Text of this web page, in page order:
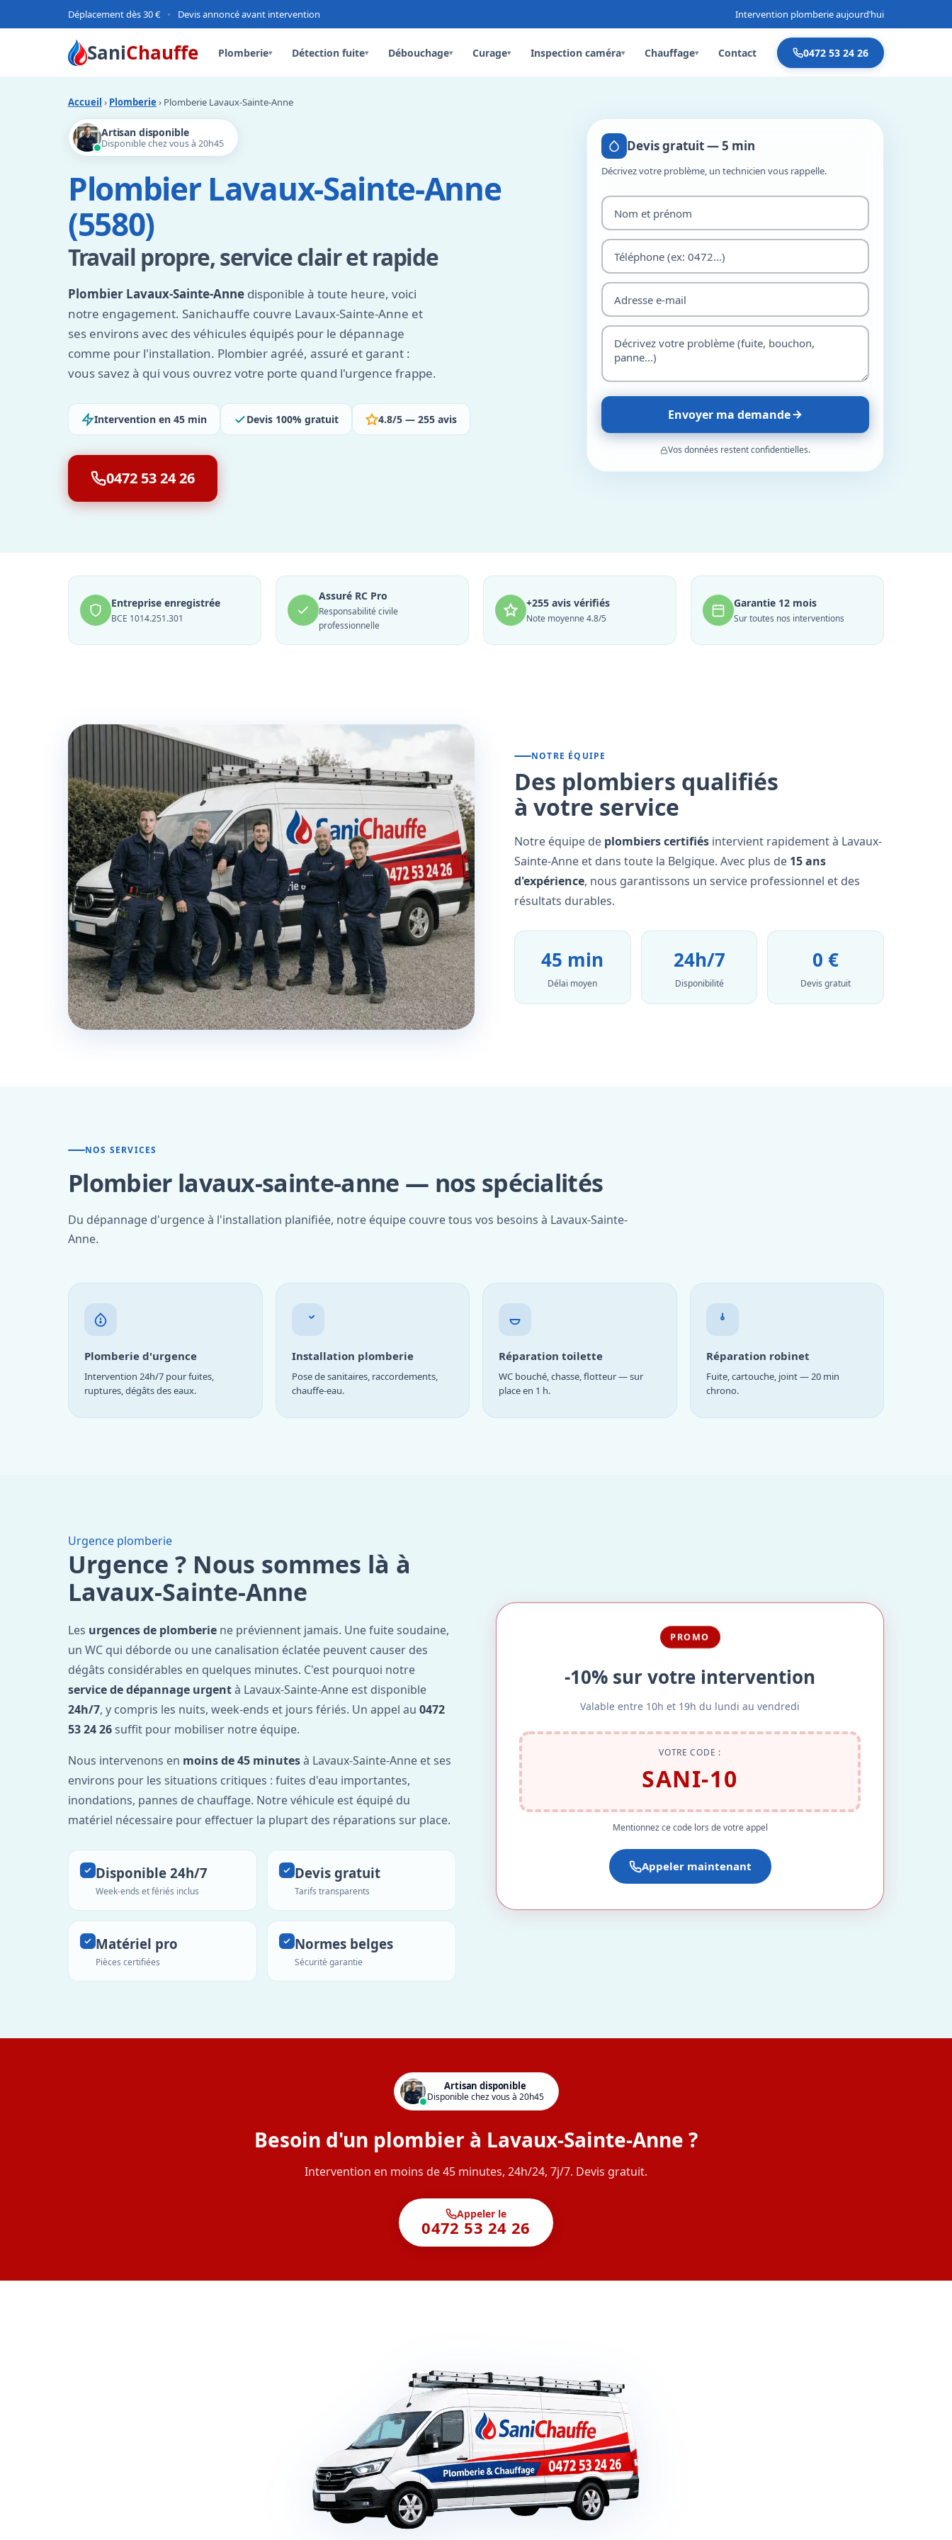
Déplacement dès 30 € • Devis annoncé avant intervention Intervention plomberie aujourd’hui
SaniChauffe Plomberie▾ Détection fuite▾ Débouchage▾ Curage▾ Inspection caméra▾ Chauffage▾ Contact 0472 53 24 26
Accueil › Plomberie › Plomberie Lavaux-Sainte-Anne
Artisan disponible
Disponible chez vous à 20h45
Plombier Lavaux-Sainte-Anne
(5580)
Travail propre, service clair et rapide
Plombier Lavaux-Sainte-Anne disponible à toute heure, voici
notre engagement. Sanichauffe couvre Lavaux-Sainte-Anne et
ses environs avec des véhicules équipés pour le dépannage
comme pour l'installation. Plombier agréé, assuré et garant :
vous savez à qui vous ouvrez votre porte quand l'urgence frappe.
Intervention en 45 min Devis 100% gratuit 4.8/5 — 255 avis
0472 53 24 26
Devis gratuit — 5 min
Décrivez votre problème, un technicien vous rappelle.
Envoyer ma demande
Vos données restent confidentielles.
Entreprise enregistrée
BCE 1014.251.301
Assuré RC Pro
Responsabilité civile
professionnelle
+255 avis vérifiés
Note moyenne 4.8/5
Garantie 12 mois
Sur toutes nos interventions
NOTRE ÉQUIPE
Des plombiers qualifiés
à votre service
Notre équipe de plombiers certifiés intervient rapidement à Lavaux-
Sainte-Anne et dans toute la Belgique. Avec plus de 15 ans
d'expérience, nous garantissons un service professionnel et des
résultats durables.
45 min
Délai moyen
24h/7
Disponibilité
0 €
Devis gratuit
NOS SERVICES
Plombier lavaux-sainte-anne — nos spécialités
Du dépannage d'urgence à l'installation planifiée, notre équipe couvre tous vos besoins à Lavaux-Sainte-
Anne.
Plomberie d'urgence
Intervention 24h/7 pour fuites,
ruptures, dégâts des eaux.
Installation plomberie
Pose de sanitaires, raccordements,
chauffe-eau.
Réparation toilette
WC bouché, chasse, flotteur — sur
place en 1 h.
Réparation robinet
Fuite, cartouche, joint — 20 min
chrono.
Urgence plomberie
Urgence ? Nous sommes là à
Lavaux-Sainte-Anne
Les urgences de plomberie ne préviennent jamais. Une fuite soudaine,
un WC qui déborde ou une canalisation éclatée peuvent causer des
dégâts considérables en quelques minutes. C'est pourquoi notre
service de dépannage urgentà Lavaux-Sainte-Anne est disponible
24h/7, y compris les nuits, week-ends et jours fériés. Un appel au 0472
53 24 26suffit pour mobiliser notre équipe.
Nous intervenons en moins de 45 minutesà Lavaux-Sainte-Anne et ses
environs pour les situations critiques : fuites d'eau importantes,
inondations, pannes de chauffage. Notre véhicule est équipé du
matériel nécessaire pour effectuer la plupart des réparations sur place.
Disponible 24h/7
Week-ends et fériés inclus
Devis gratuit
Tarifs transparents
Matériel pro
Pièces certifiées
Normes belges
Sécurité garantie
PROMO
-10% sur votre intervention
Valable entre 10h et 19h du lundi au vendredi
VOTRE CODE :
SANI-10
Mentionnez ce code lors de votre appel
Appeler maintenant
Artisan disponible
Disponible chez vous à 20h45
Besoin d'un plombier à Lavaux-Sainte-Anne ?
Intervention en moins de 45 minutes, 24h/24, 7j/7. Devis gratuit.
Appeler le
0472 53 24 26